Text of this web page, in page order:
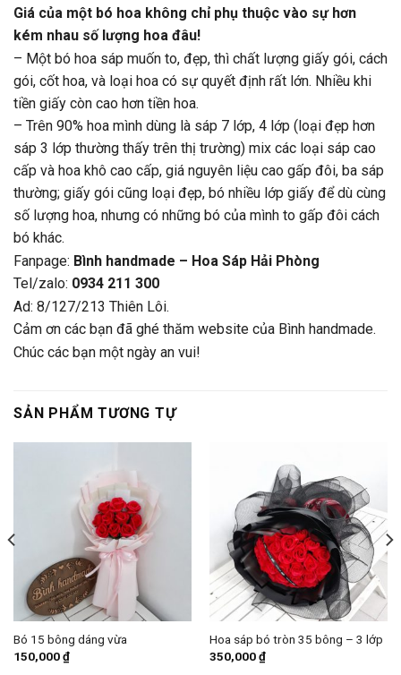
Giá của một bó hoa không chỉ phụ thuộc vào sự hơn
kém nhau số lượng hoa đâu!
– Một bó hoa sáp muốn to, đẹp, thì chất lượng giấy gói, cách
gói, cốt hoa, và loại hoa có sự quyết định rất lớn. Nhiều khi
tiền giấy còn cao hơn tiền hoa.
– Trên 90% hoa mình dùng là sáp 7 lớp, 4 lớp (loại đẹp hơn
sáp 3 lớp thường thấy trên thị trường) mix các loại sáp cao
cấp và hoa khô cao cấp, giá nguyên liệu cao gấp đôi, ba sáp
thường; giấy gói cũng loại đẹp, bó nhiều lớp giấy để dù cùng
số lượng hoa, nhưng có những bó của mình to gấp đôi cách
bó khác.
Fanpage: Bình handmade – Hoa Sáp Hải Phòng
Tel/zalo: 0934 211 300
Ad: 8/127/213 Thiên Lôi.
Cảm ơn các bạn đã ghé thăm website của Bình handmade.
Chúc các bạn một ngày an vui!
SẢN PHẨM TƯƠNG TỰ
Bó 15 bông dáng vừa
150,000₫
Hoa sáp bó tròn 35 bông – 3 lớp
350,000₫